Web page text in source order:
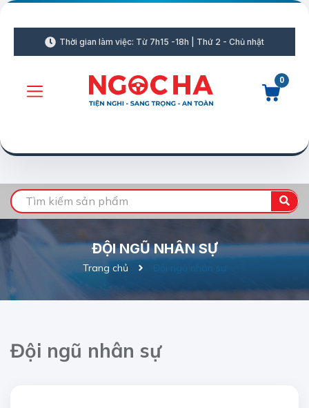
Thời gian làm việc: Từ 7h15 -18h | Thứ 2 - Chủ nhật
0
ĐỘI NGŨ NHÂN SỰ
Trang chủ Đội ngũ nhân sự
Đội ngũ nhân sự